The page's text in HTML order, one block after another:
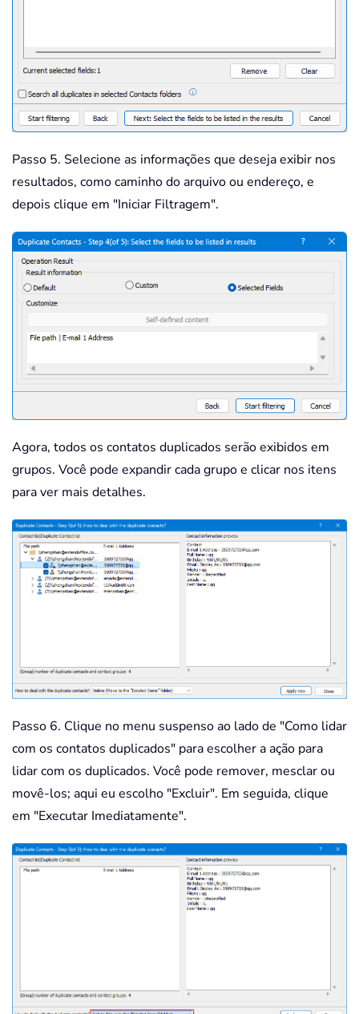
Passo 5. Selecione as informações que deseja exibir nos
resultados, como caminho do arquivo ou endereço, e
depois clique em "Iniciar Filtragem".
Agora, todos os contatos duplicados serão exibidos em
grupos. Você pode expandir cada grupo e clicar nos itens
para ver mais detalhes.
Passo 6. Clique no menu suspenso ao lado de "Como lidar
com os contatos duplicados" para escolher a ação para
lidar com os duplicados. Você pode remover, mesclar ou
movê-los; aqui eu escolho "Excluir". Em seguida, clique
em "Executar Imediatamente".